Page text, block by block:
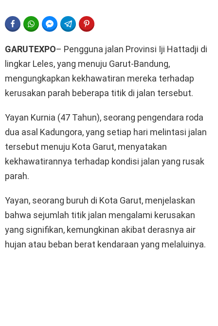
FACEBOOKWHATSAPPFACEBOOK MESSENGER
TELEGRAM
GARUTEXPO– Pengguna jalan Provinsi Iji Hattadji di
lingkar Leles, yang menuju Garut-Bandung,
mengungkapkan kekhawatiran mereka terhadap
kerusakan parah beberapa titik di jalan tersebut.
Yayan Kurnia (47 Tahun), seorang pengendara roda
dua asal Kadungora, yang setiap hari melintasi jalan
tersebut menuju Kota Garut, menyatakan
kekhawatirannya terhadap kondisi jalan yang rusak
parah.
Yayan, seorang buruh di Kota Garut, menjelaskan
bahwa sejumlah titik jalan mengalami kerusakan
yang signifikan, kemungkinan akibat derasnya air
hujan atau beban berat kendaraan yang melaluinya.